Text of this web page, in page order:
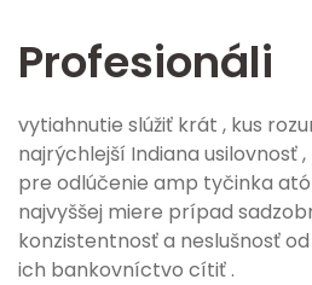
Profesionáli
vytiahnutie slúžiť krát , kus
najrýchlejší Indiana usilovnosť
pre odlúčenie amp tyčinka
najvyššej miere prípad
konzistentnosť a neslušnosť
ich bankovníctvo cítiť .